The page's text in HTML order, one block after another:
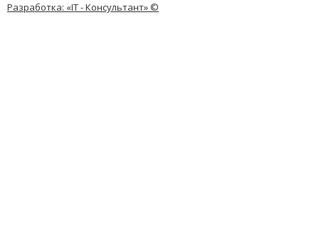
Разработка: «IT - Консультант» ©